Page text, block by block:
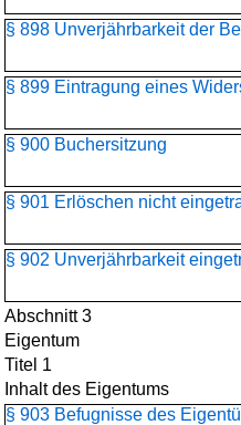
§ 898 Unverjährbarkeit der
§ 899 Eintragung eines
§ 900 Buchersitzung
§ 901 Erlöschen nicht
§ 902 Unverjährbarkeit
Abschnitt 3
Eigentum
Titel 1
Inhalt des Eigentums
§ 903 Befugnisse des